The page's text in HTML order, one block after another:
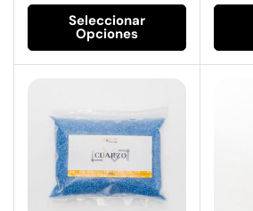
Seleccionar
Opciones